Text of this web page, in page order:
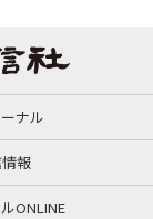
ナル
報
ONLINE